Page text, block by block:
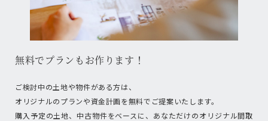
無料でプランもお作ります！
ご検討中の土地や物件がある方は、
オリジナルのプランや資金計画を無料でご提案いたします。
購入予定の土地、中古物件をベースに、あなただけのオリジナル間取